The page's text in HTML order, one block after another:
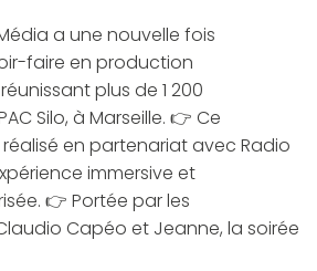
a une nouvelle fois
faire en production
plus de 1 200
Silo, à Marseille. 👉 Ce
en partenariat avec Radio
immersive et
👉 Portée par les
Capéo et Jeanne, la soirée